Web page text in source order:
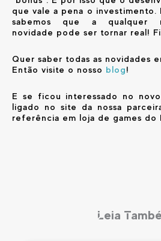
que vale a pena o investimento.
sabemos que a qualquer
novidade pode ser tornar real!
Quer saber todas as novidades
Então visite o nosso blog!
E se ficou interessado no
ligado no site da nossa
referência em loja de games do
Leia